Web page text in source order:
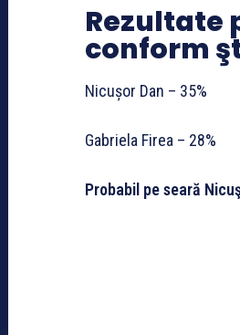
Rezultate
conform
Nicușor Dan – 35%
Gabriela Firea – 28%
Probabil pe seară